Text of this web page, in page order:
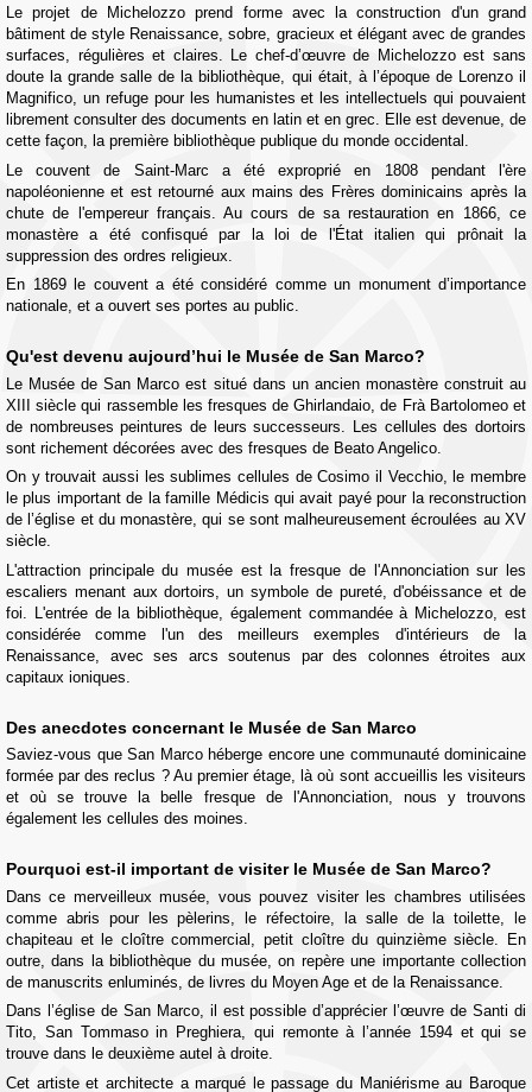
Le projet de Michelozzo prend forme avec la construction d'un grand
bâtiment de style Renaissance, sobre, gracieux et élégant avec de grandes
surfaces, régulières et claires. Le chef-d’œuvre de Michelozzo est sans
doute la grande salle de la bibliothèque, qui était, à l’époque de Lorenzo il
Magnifico, un refuge pour les humanistes et les intellectuels qui pouvaient
librement consulter des documents en latin et en grec. Elle est devenue, de
cette façon, la première bibliothèque publique du monde occidental.
Le couvent de Saint-Marc a été exproprié en 1808 pendant l'ère
napoléonienne et est retourné aux mains des Frères dominicains après la
chute de l'empereur français. Au cours de sa restauration en 1866, ce
monastère a été confisqué par la loi de l'État italien qui prônait la
suppression des ordres religieux.
En 1869 le couvent a été considéré comme un monument d’importance
nationale, et a ouvert ses portes au public.
Qu'est devenu aujourd’hui le Musée de San Marco?
Le Musée de San Marco est situé dans un ancien monastère construit au
XIII siècle qui rassemble les fresques de Ghirlandaio, de Frà Bartolomeo et
de nombreuses peintures de leurs successeurs. Les cellules des dortoirs
sont richement décorées avec des fresques de Beato Angelico.
On y trouvait aussi les sublimes cellules de Cosimo il Vecchio, le membre
le plus important de la famille Médicis qui avait payé pour la reconstruction
de l’église et du monastère, qui se sont malheureusement écroulées au XV
siècle.
L'attraction principale du musée est la fresque de l'Annonciation sur les
escaliers menant aux dortoirs, un symbole de pureté, d'obéissance et de
foi. L'entrée de la bibliothèque, également commandée à Michelozzo, est
considérée comme l'un des meilleurs exemples d'intérieurs de la
Renaissance, avec ses arcs soutenus par des colonnes étroites aux
capitaux ioniques.
Des anecdotes concernant le Musée de San Marco
Saviez-vous que San Marco héberge encore une communauté dominicaine
formée par des reclus ? Au premier étage, là où sont accueillis les visiteurs
et où se trouve la belle fresque de l'Annonciation, nous y trouvons
également les cellules des moines.
Pourquoi est-il important de visiter le Musée de San Marco?
Dans ce merveilleux musée, vous pouvez visiter les chambres utilisées
comme abris pour les pèlerins, le réfectoire, la salle de la toilette, le
chapiteau et le cloître commercial, petit cloître du quinzième siècle. En
outre, dans la bibliothèque du musée, on repère une importante collection
de manuscrits enluminés, de livres du Moyen Age et de la Renaissance.
Dans l’église de San Marco, il est possible d’apprécier l’œuvre de Santi di
Tito, San Tommaso in Preghiera, qui remonte à l’année 1594 et qui se
trouve dans le deuxième autel à droite.
Cet artiste et architecte a marqué le passage du Maniérisme au Baroque